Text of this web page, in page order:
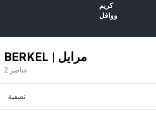
كريم
ووافل
BERKEL | مرايل
2 عناصر
تصفية